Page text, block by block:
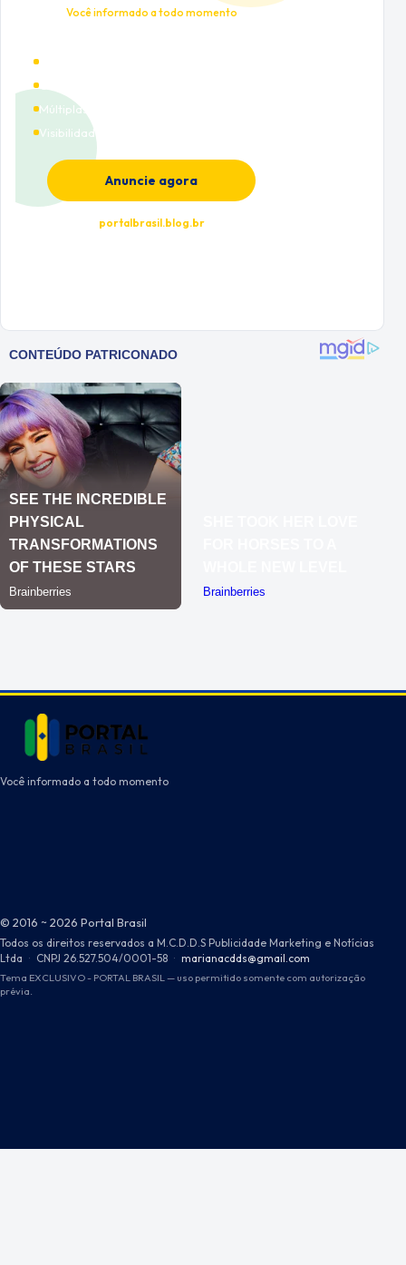
Você informado a todo momento
Cobertura nacional
Múltiplas categorias
Visibilidade premium
Anuncie agora
portalbrasil.blog.br
Você informado a todo momento
© 2016 ~ 2026 Portal Brasil
Todos os direitos reservados a M.C.D.D.S Publicidade Marketing e Notícias
Ltda · CNPJ 26.527.504/0001-58 · marianacdds@gmail.com
Tema EXCLUSIVO - PORTAL BRASIL — uso permitido somente com autorização
prévia.